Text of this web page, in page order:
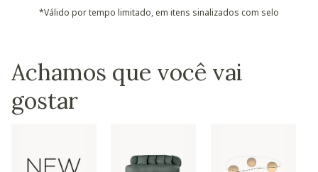
*Válido por tempo limitado, em itens sinalizados com selo
Achamos que você vai
gostar